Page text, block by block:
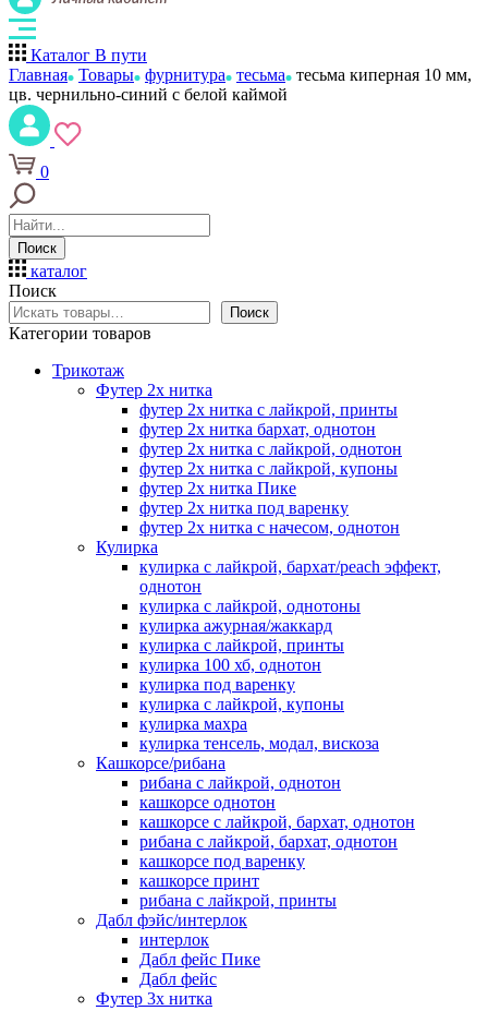
Каталог В пути
Главная Товары фурнитура тесьма
тесьма киперная 10 мм,
цв. чернильно-синий с белой каймой
0
Поиск
каталог
Поиск
Поиск
Категории товаров
Трикотаж
Футер 2х нитка
футер 2х нитка с лайкрой, принты
футер 2х нитка бархат, однотон
футер 2х нитка с лайкрой, однотон
футер 2х нитка с лайкрой, купоны
футер 2х нитка Пике
футер 2х нитка под варенку
футер 2х нитка с начесом, однотон
Кулирка
кулирка с лайкрой, бархат/peach эффект,
однотон
кулирка с лайкрой, однотоны
кулирка ажурная/жаккард
кулирка с лайкрой, принты
кулирка 100 хб, однотон
кулирка под варенку
кулирка с лайкрой, купоны
кулирка махра
кулирка тенсель, модал, вискоза
Кашкорсе/рибана
рибана с лайкрой, однотон
кашкорсе однотон
кашкорсе с лайкрой, бархат, однотон
рибана с лайкрой, бархат, однотон
кашкорсе под варенку
кашкорсе принт
рибана с лайкрой, принты
Дабл фэйс/интерлок
интерлок
Дабл фейс Пике
Дабл фейс
Футер 3х нитка